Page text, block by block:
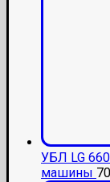
УБЛ LG
машины